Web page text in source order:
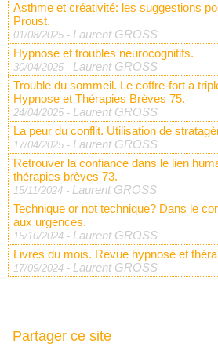
Asthme et créativité: les suggestions
Proust.
01/08/2025 - Laurent GROSS
Hypnose et troubles neurocognitifs.
30/04/2025 - Laurent GROSS
Trouble du sommeil. Le coffre-fort à
Hypnose et Thérapies Brèves 75.
24/04/2025 - Laurent GROSS
La peur du conflit. Utilisation de
17/04/2025 - Laurent GROSS
Retrouver la confiance dans le lien
thérapies brèves 73.
15/11/2024 - Laurent GROSS
Technique or not technique? Dans le
aux urgences.
15/10/2024 - Laurent GROSS
Livres du mois. Revue hypnose et
17/09/2024 - Laurent GROSS
Partager ce site